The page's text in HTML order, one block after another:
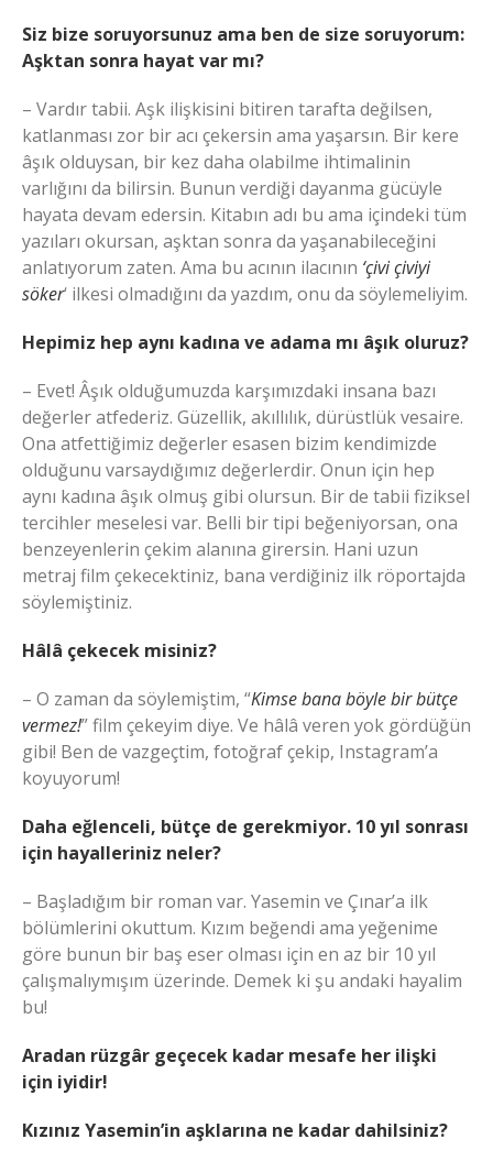
Siz bize soruyorsunuz ama ben de size soruyorum:
Aşktan sonra hayat var mı?
– Vardır tabii. Aşk ilişkisini bitiren tarafta değilsen,
katlanması zor bir acı çekersin ama yaşarsın. Bir kere
âşık olduysan, bir kez daha olabilme ihtimalinin
varlığını da bilirsin. Bunun verdiği dayanma gücüyle
hayata devam edersin. Kitabın adı bu ama içindeki tüm
yazıları okursan, aşktan sonra da yaşanabileceğini
anlatıyorum zaten. Ama bu acının ilacının ‘çivi çiviyi
söker‘ ilkesi olmadığını da yazdım, onu da söylemeliyim.
Hepimiz hep aynı kadına ve adama mı âşık oluruz?
– Evet! Âşık olduğumuzda karşımızdaki insana bazı
değerler atfederiz. Güzellik, akıllılık, dürüstlük vesaire.
Ona atfettiğimiz değerler esasen bizim kendimizde
olduğunu varsaydığımız değerlerdir. Onun için hep
aynı kadına âşık olmuş gibi olursun. Bir de tabii fiziksel
tercihler meselesi var. Belli bir tipi beğeniyorsan, ona
benzeyenlerin çekim alanına girersin. Hani uzun
metraj film çekecektiniz, bana verdiğiniz ilk röportajda
söylemiştiniz.
Hâlâ çekecek misiniz?
– O zaman da söylemiştim, “Kimse bana böyle bir bütçe
vermez!” film çekeyim diye. Ve hâlâ veren yok gördüğün
gibi! Ben de vazgeçtim, fotoğraf çekip, Instagram’a
koyuyorum!
Daha eğlenceli, bütçe de gerekmiyor. 10 yıl sonrası
için hayalleriniz neler?
– Başladığım bir roman var. Yasemin ve Çınar’a ilk
bölümlerini okuttum. Kızım beğendi ama yeğenime
göre bunun bir baş eser olması için en az bir 10 yıl
çalışmalıymışım üzerinde. Demek ki şu andaki hayalim
bu!
Aradan rüzgâr geçecek kadar mesafe her ilişki
için iyidir!
Kızınız Yasemin’in aşklarına ne kadar dahilsiniz?